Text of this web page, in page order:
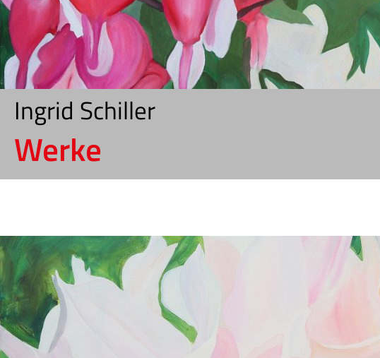
Ingrid Schiller
Werke